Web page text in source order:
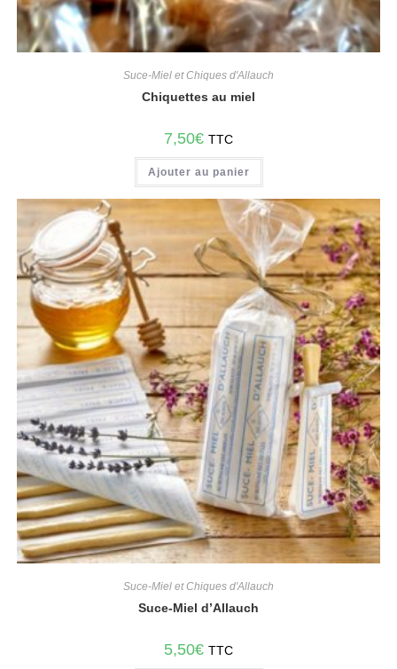
Suce-Miel et Chiques d'Allauch
Chiquettes au miel
7,50€ TTC
Ajouter au panier
Suce-Miel et Chiques d'Allauch
Suce-Miel d’Allauch
5,50€ TTC